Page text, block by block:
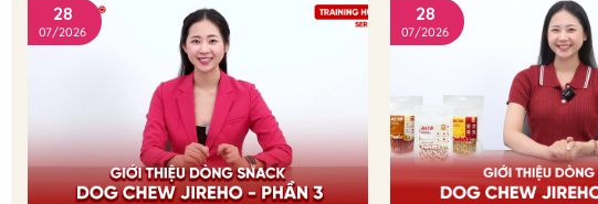
28
07/2026
28
07/2026